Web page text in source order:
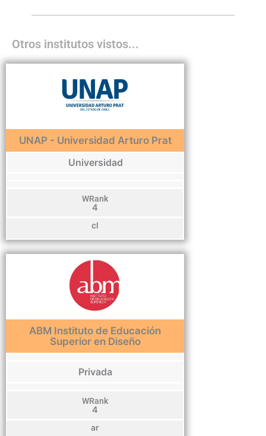
Otros institutos vistos...
UNAP - Universidad Arturo Prat
Universidad
WRank
4
cl
ABM Instituto de Educación
Superior en Diseño
Privada
WRank
4
ar